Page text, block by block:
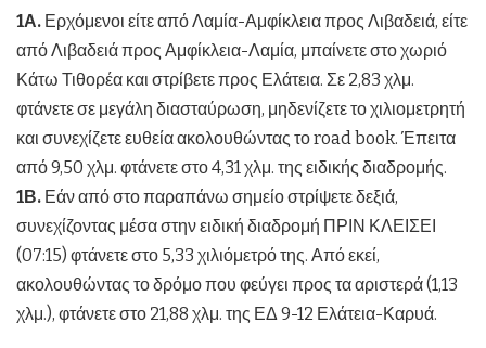
1Α. Ερχόμενοι είτε από Λαμία-Αμφίκλεια προς Λιβαδειά, είτε
από Λιβαδειά προς Αμφίκλεια-Λαμία, μπαίνετε στο χωριό
Κάτω Τιθορέα και στρίβετε προς Ελάτεια. Σε 2,83 χλμ.
φτάνετε σε μεγάλη διασταύρωση, μηδενίζετε το χιλιομετρητή
και συνεχίζετε ευθεία ακολουθώντας το road book. Έπειτα
από 9,50 χλμ. φτάνετε στο 4,31 χλμ. της ειδικής διαδρομής.
1Β. Εάν από στο παραπάνω σημείο στρίψετε δεξιά,
συνεχίζοντας μέσα στην ειδική διαδρομή ΠΡΙΝ ΚΛΕΙΣΕΙ
(07:15) φτάνετε στο 5,33 χιλιόμετρό της. Από εκεί,
ακολουθώντας το δρόμο που φεύγει προς τα αριστερά (1,13
χλμ.), φτάνετε στο 21,88 χλμ. της ΕΔ 9-12 Ελάτεια-Καρυά.